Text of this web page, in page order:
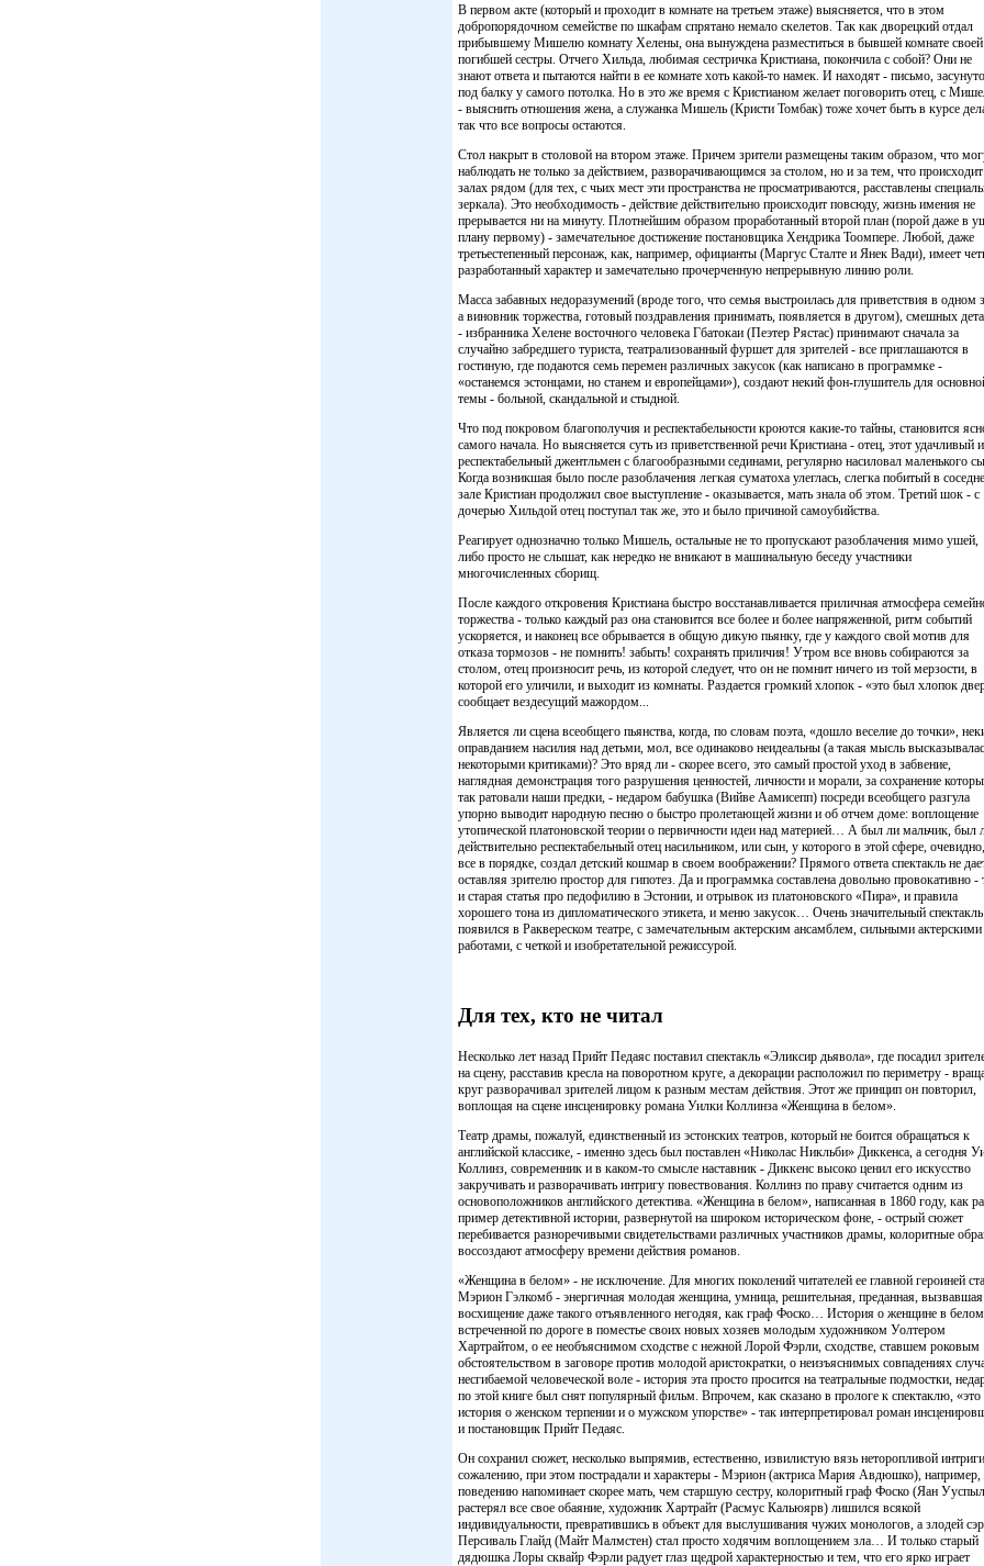
В первом акте (который и проходит в комнате на третьем этаже) выясняется, что в этом
добропорядочном семействе по шкафам спрятано немало скелетов. Так как дворецкий отдал
прибывшему Мишелю комнату Хелены, она вынуждена разместиться в бывшей комнате своей
погибшей сестры. Отчего Хильда, любимая сестричка Кристиана, покончила с собой? Они не
знают ответа и пытаются найти в ее комнате хоть какой-то намек. И находят - письмо,
под балку у самого потолка. Но в это же время с Кристианом желает поговорить отец, с
- выяснить отношения жена, а служанка Мишель (Кристи Томбак) тоже хочет быть в курсе
так что все вопросы остаются.
Стол накрыт в столовой на втором этаже. Причем зрители размещены таким образом, что
наблюдать не только за действием, разворачивающимся за столом, но и за тем, что
залах рядом (для тех, с чьих мест эти пространства не просматриваются, расставлены
зеркала). Это необходимость - действие действительно происходит повсюду, жизнь имения не
прерывается ни на минуту. Плотнейшим образом проработанный второй план (порой даже в
плану первому) - замечательное достижение постановщика Хендрика Тоомпере. Любой, даже
третьестепенный персонаж, как, например, официанты (Маргус Сталте и Янек Вади), имеет
разработанный характер и замечательно прочерченную непрерывную линию роли.
Масса забавных недоразумений (вроде того, что семья выстроилась для приветствия в одном
а виновник торжества, готовый поздравления принимать, появляется в другом), смешных
- избранника Хелене восточного человека Гбатокаи (Пеэтер Рястас) принимают сначала за
случайно забредшего туриста, театрализованный фуршет для зрителей - все приглашаются в
гостиную, где подаются семь перемен различных закусок (как написано в программке -
«останемся эстонцами, но станем и европейцами»), создают некий фон-глушитель для
темы - больной, скандальной и стыдной.
Что под покровом благополучия и респектабельности кроются какие-то тайны, становится
самого начала. Но выясняется суть из приветственной речи Кристиана - отец, этот удачливый и
респектабельный джентльмен с благообразными сединами, регулярно насиловал маленького
Когда возникшая было после разоблачения легкая суматоха улеглась, слегка побитый в
зале Кристиан продолжил свое выступление - оказывается, мать знала об этом. Третий шок - с
дочерью Хильдой отец поступал так же, это и было причиной самоубийства.
Реагирует однозначно только Мишель, остальные не то пропускают разоблачения мимо ушей,
либо просто не слышат, как нередко не вникают в машинальную беседу участники
многочисленных сборищ.
После каждого откровения Кристиана быстро восстанавливается приличная атмосфера
торжества - только каждый раз она становится все более и более напряженной, ритм событий
ускоряется, и наконец все обрывается в общую дикую пьянку, где у каждого свой мотив для
отказа тормозов - не помнить! забыть! сохранять приличия! Утром все вновь собираются за
столом, отец произносит речь, из которой следует, что он не помнит ничего из той мерзости, в
которой его уличили, и выходит из комнаты. Раздается громкий хлопок - «это был хлопок
сообщает вездесущий мажордом...
Является ли сцена всеобщего пьянства, когда, по словам поэта, «дошло веселие до точки»,
оправданием насилия над детьми, мол, все одинаково неидеальны (а такая мысль
некоторыми критиками)? Это вряд ли - скорее всего, это самый простой уход в забвение,
наглядная демонстрация того разрушения ценностей, личности и морали, за сохранение
так ратовали наши предки, - недаром бабушка (Вийве Аамисепп) посреди всеобщего разгула
упорно выводит народную песню о быстро пролетающей жизни и об отчем доме: воплощение
утопической платоновской теории о первичности идеи над материей… А был ли мальчик, был
действительно респектабельный отец насильником, или сын, у которого в этой сфере,
все в порядке, создал детский кошмар в своем воображении? Прямого ответа спектакль не
оставляя зрителю простор для гипотез. Да и программка составлена довольно провокативно -
и старая статья про педофилию в Эстонии, и отрывок из платоновского «Пира», и правила
хорошего тона из дипломатического этикета, и меню закусок… Очень значительный спектакль
появился в Раквереском театре, с замечательным актерским ансамблем, сильными актерскими
работами, с четкой и изобретательной режиссурой.
Для тех, кто не читал
Несколько лет назад Прийт Педаяс поставил спектакль «Эликсир дьявола», где посадил
на сцену, расставив кресла на поворотном круге, а декорации расположил по периметру -
круг разворачивал зрителей лицом к разным местам действия. Этот же принцип он повторил,
воплощая на сцене инсценировку романа Уилки Коллинза «Женщина в белом».
Театр драмы, пожалуй, единственный из эстонских театров, который не боится обращаться к
английской классике, - именно здесь был поставлен «Николас Никльби» Диккенса, а сегодня
Коллинз, современник и в каком-то смысле наставник - Диккенс высоко ценил его искусство
закручивать и разворачивать интригу повествования. Коллинз по праву считается одним из
основоположников английского детектива. «Женщина в белом», написанная в 1860 году, как
пример детективной истории, развернутой на широком историческом фоне, - острый сюжет
перебивается разноречивыми свидетельствами различных участников драмы, колоритные
воссоздают атмосферу времени действия романов.
«Женщина в белом» - не исключение. Для многих поколений читателей ее главной героиней
Мэрион Гэлкомб - энергичная молодая женщина, умница, решительная, преданная, вызвавшая
восхищение даже такого отъявленного негодяя, как граф Фоско… История о женщине в
встреченной по дороге в поместье своих новых хозяев молодым художником Уолтером
Хартрайтом, о ее необъяснимом сходстве с нежной Лорой Фэрли, сходстве, ставшем роковым
обстоятельством в заговоре против молодой аристократки, о неизъяснимых совпадениях
несгибаемой человеческой воле - история эта просто просится на театральные подмостки,
по этой книге был снят популярный фильм. Впрочем, как сказано в прологе к спектаклю, «это
история о женском терпении и о мужском упорстве» - так интерпретировал роман
и постановщик Прийт Педаяс.
Он сохранил сюжет, несколько выпрямив, естественно, извилистую вязь неторопливой
сожалению, при этом пострадали и характеры - Мэрион (актриса Мария Авдюшко), например,
поведению напоминает скорее мать, чем старшую сестру, колоритный граф Фоско (Яан
растерял все свое обаяние, художник Хартрайт (Расмус Кальюярв) лишился всякой
индивидуальности, превратившись в объект для выслушивания чужих монологов, а злодей сэр
Персиваль Глайд (Майт Малмстен) стал просто ходячим воплощением зла… И только старый
дядюшка Лоры сквайр Фэрли радует глаз щедрой характерностью и тем, что его ярко играет